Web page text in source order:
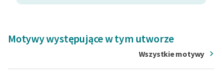
Motywy występujące w tym utworze
Wszystkie motywy